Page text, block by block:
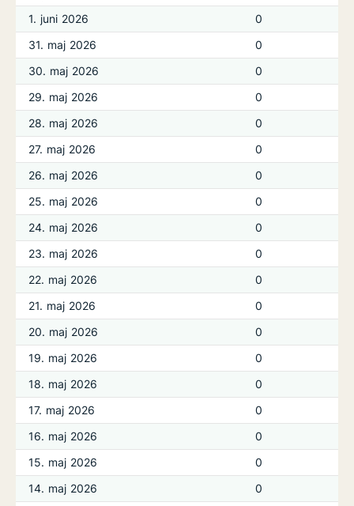
1. juni 2026
0
31. maj 2026
0
30. maj 2026
0
29. maj 2026
0
28. maj 2026
0
27. maj 2026
0
26. maj 2026
0
25. maj 2026
0
24. maj 2026
0
23. maj 2026
0
22. maj 2026
0
21. maj 2026
0
20. maj 2026
0
19. maj 2026
0
18. maj 2026
0
17. maj 2026
0
16. maj 2026
0
15. maj 2026
0
14. maj 2026
0